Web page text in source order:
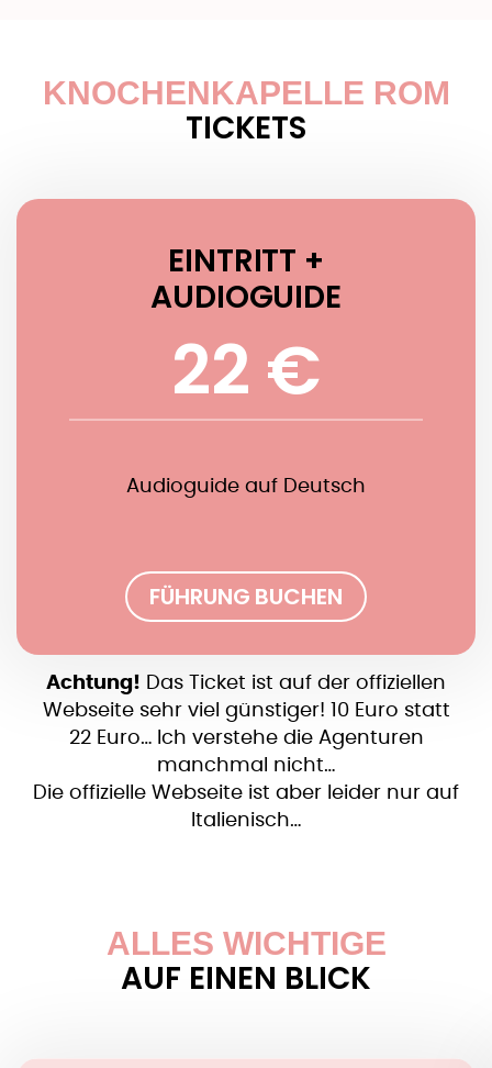
KNOCHENKAPELLE ROM
TICKETS
EINTRITT +
AUDIOGUIDE
22 €
Audioguide auf Deutsch
FÜHRUNG BUCHEN
Achtung! Das Ticket ist auf der offiziellen
Webseite sehr viel günstiger! 10 Euro statt
22 Euro… Ich verstehe die Agenturen
manchmal nicht…
Die offizielle Webseite ist aber leider nur auf
Italienisch…
ALLES WICHTIGE
AUF EINEN BLICK